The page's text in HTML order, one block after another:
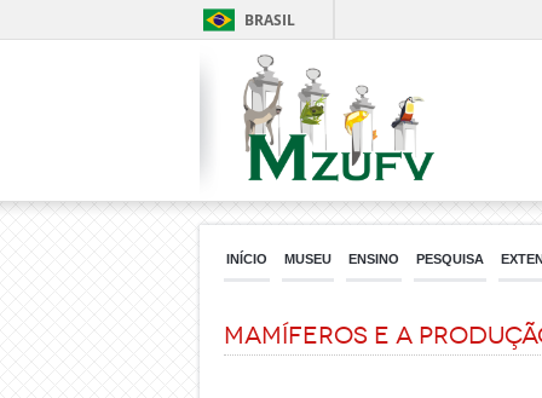
BRASIL
INÍCIO MUSEU ENSINO PESQUISA
Mamíferos e a